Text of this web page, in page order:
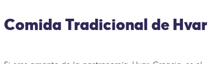
Comida Tradicional de Hvar